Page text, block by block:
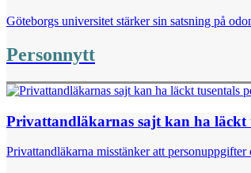
Göteborgs universitet stärker sin satsning på
Personnytt
Privattandläkarnas sajt kan ha läckt
Privattandläkarna misstänker att